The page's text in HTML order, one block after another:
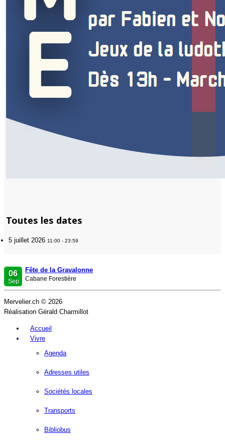
Toutes les dates
5 juillet 2026 11:00 - 23:59
06
Sep
Fête de la Gravalonne
Cabane Forestière
Mervelier.ch © 2026
Réalisation Gérald Charmillot
Accueil
Vivre
Agenda
Adresses utiles
Sociétés locales
Transports
Bibliobus